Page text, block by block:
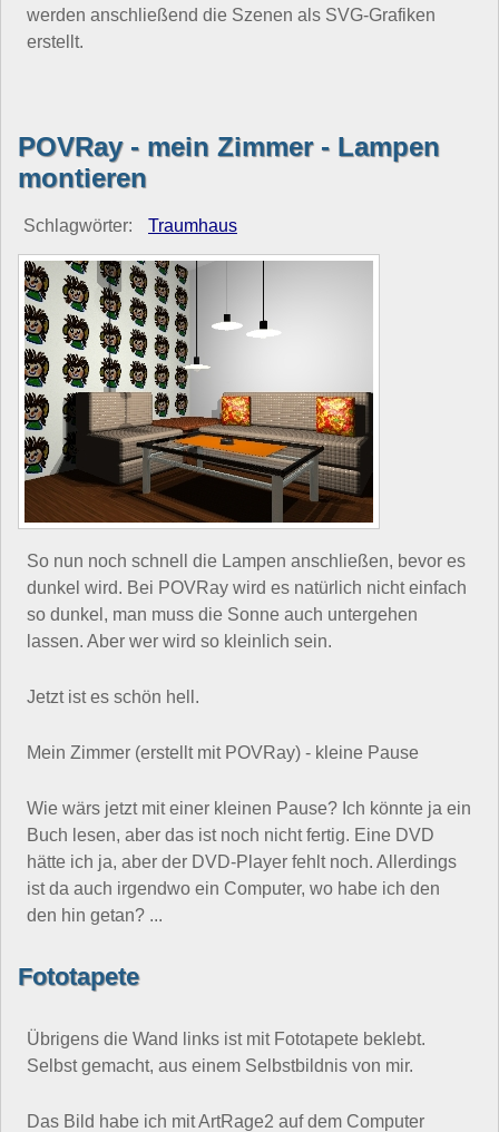
werden anschließend die Szenen als SVG-Grafiken
erstellt.
POVRay - mein Zimmer - Lampen
montieren
Schlagwörter: Traumhaus
So nun noch schnell die Lampen anschließen, bevor es
dunkel wird. Bei POVRay wird es natürlich nicht einfach
so dunkel, man muss die Sonne auch untergehen
lassen. Aber wer wird so kleinlich sein.
Jetzt ist es schön hell.
Mein Zimmer (erstellt mit POVRay) - kleine Pause
Wie wärs jetzt mit einer kleinen Pause? Ich könnte ja ein
Buch lesen, aber das ist noch nicht fertig. Eine DVD
hätte ich ja, aber der DVD-Player fehlt noch. Allerdings
ist da auch irgendwo ein Computer, wo habe ich den
den hin getan? ...
Fototapete
Übrigens die Wand links ist mit Fototapete beklebt.
Selbst gemacht, aus einem Selbstbildnis von mir.
Das Bild habe ich mit ArtRage2 auf dem Computer